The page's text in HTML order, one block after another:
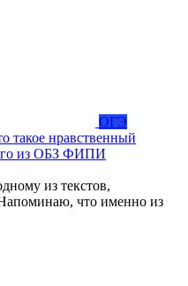
ОГЭ
такое нравственный
из ОБЗ ФИПИ
из текстов,
что именно из